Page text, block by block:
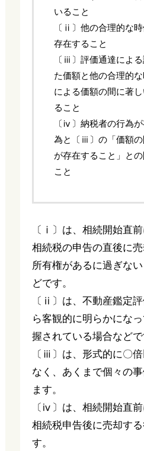
いること
〔ⅱ〕他の合理的な
存在すること
〔ⅲ〕評価通達によ
た価額と他の合理的
による価額の間に著
ること
〔ⅳ〕納税者の行為
為と〔ⅲ〕の「価額
が存在すること」と
こと
〔ⅰ〕は、相続開始直
相続税の申告の直後に
所有権があるに過ぎな
どです。
〔ⅱ〕は、不動産鑑定
ら客観的に明らかにな
握されている場合などで
〔ⅲ〕は、形式的に〇
なく、あくまで個々の
ます。
〔ⅳ〕は、相続開始直
相続税申告後に売却す
す。